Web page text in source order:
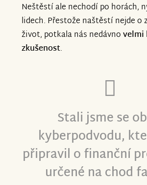
Neštěstí ale nechodí po horách,
lidech. Přestože naštěstí nejde o
život, potkala nás nedávnovelmi
zkušenost.
Stali jsme se
kyberpodvodu,
připravil o finanční
určené na chod